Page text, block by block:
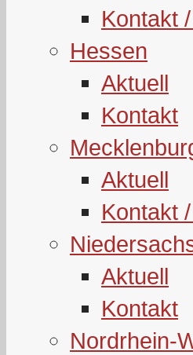
Kontakt
Hessen
Aktuell
Kontakt
Aktuell
Kontakt
Aktuell
Kontakt
Nordrhein-